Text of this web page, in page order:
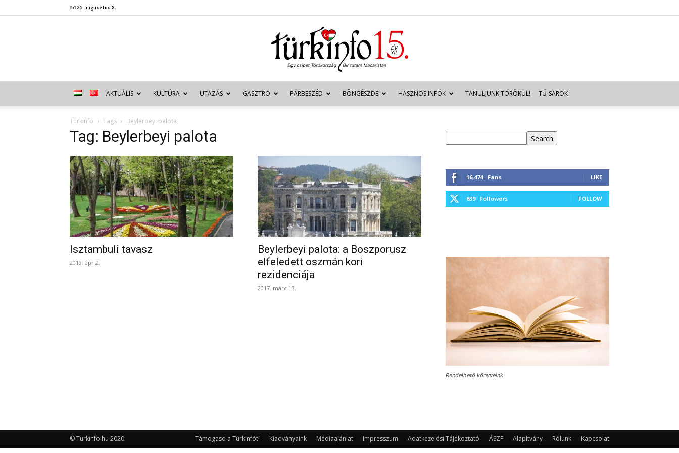
2026. augusztus 8.
Türkinfo
AKTUÁLIS KULTÚRA UTAZÁS GASZTRO PÁRBESZÉD BÖNGÉSZDE HASZNOS INFÓK TANULJUNK TÖRÖKÜL! TŰ-SAROK
Türkinfo Tags Beylerbeyi palota
Tag: Beylerbeyi palota
Isztambuli tavasz
2019. ápr 2.
Beylerbeyi palota: a Boszporusz
elfeledett oszmán kori
rezidenciája
2017. márc 13.
Search
16,474 Fans LIKE
639 Followers FOLLOW
Rendelhető könyveink
Támogasd a Türkinfót! Kiadványaink Médiaajánlat Impresszum Adatkezelési Tájékoztató ÁSZF Alapítvány Rólunk Kapcsolat
© Turkinfo.hu 2020